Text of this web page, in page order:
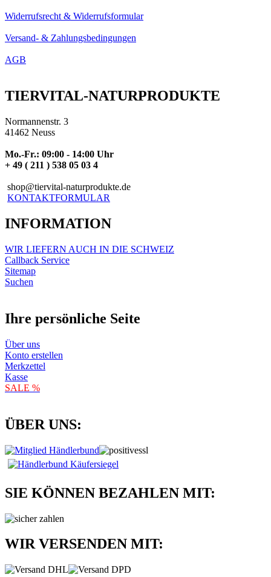
Widerrufsrecht & Widerrufsformular
Versand- & Zahlungsbedingungen
AGB
TIERVITAL-NATURPRODUKTE
Normannenstr. 3
41462 Neuss
Mo.-Fr.: 09:00 - 14:00 Uhr
+ 49 ( 211 ) 538 05 03 4
shop@tiervital-naturprodukte.de
KONTAKTFORMULAR
INFORMATION
WIR LIEFERN AUCH IN DIE SCHWEIZ
Callback Service
Sitemap
Suchen
Ihre persönliche Seite
Über uns
Konto erstellen
Merkzettel
Kasse
SALE %
ÜBER UNS:
SIE KÖNNEN BEZAHLEN MIT:
WIR VERSENDEN MIT: